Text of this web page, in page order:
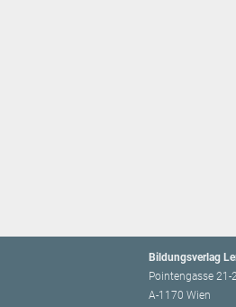
Bildungsverlag
Pointengasse 21-
A-1170 Wien